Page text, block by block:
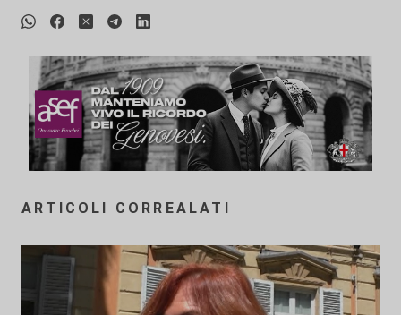
ARTICOLI CORREALATI